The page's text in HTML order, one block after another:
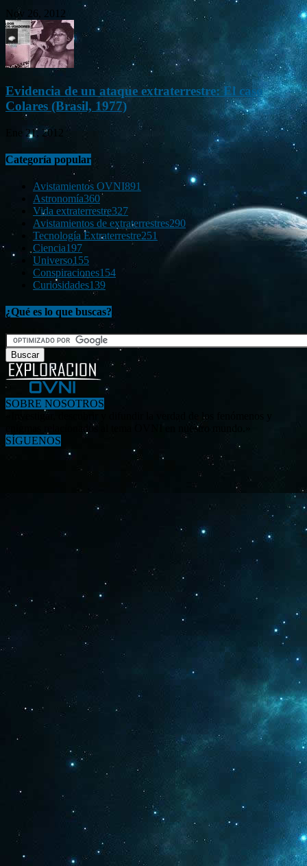
Nov 26, 2012
Evidencia de un ataque extraterrestre: El caso
Colares (Brasil, 1977)
Ene 21, 2012
Categoría popular
Avistamientos OVNI891
Astronomía360
Vida extraterrestre327
Avistamientos de extraterrestres290
Tecnología Extraterrestre251
Ciencia197
Universo155
Conspiraciones154
Curiosidades139
¿Qué es lo que buscas?
SOBRE NOSOTROS
«Investigar, descubrir y difundir la verdad de los fenómenos y
enigmas relacionados al tema OVNI en nuestro mundo.»
SÍGUENOS